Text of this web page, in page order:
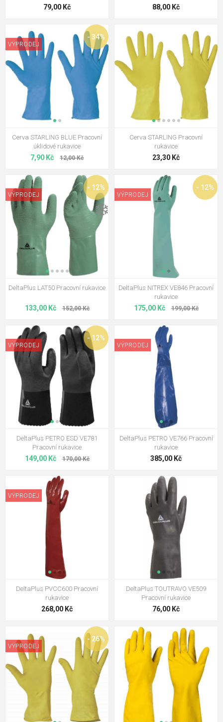
79,00 Kč 88,00 Kč
- 34%
VÝPRODEJ
Cerva STARLING BLUE Pracovní
úklidové rukavice
7,90 Kč 12,00 Kč
Cerva STARLING Pracovní
rukavice
23,30 Kč
- 12%
❄️
VÝPRODEJ
DeltaPlus LAT50 Pracovní rukavice
133,00 Kč 152,00 Kč
- 12%
VÝPRODEJ
DeltaPlus NITREX VE846 Pracovní
rukavice
175,00 Kč 199,00 Kč
- 12%
VÝPRODEJ
DeltaPlus PETRO ESD VE781
Pracovní rukavice
149,00 Kč 170,00 Kč
VÝPRODEJ
DeltaPlus PETRO VE766 Pracovní
rukavice
385,00 Kč
VÝPRODEJ
DeltaPlus PVCC600 Pracovní
rukavice
268,00 Kč
DeltaPlus TOUTRAVO VE509
Pracovní rukavice
76,00 Kč
- 26%
VÝPRODEJ